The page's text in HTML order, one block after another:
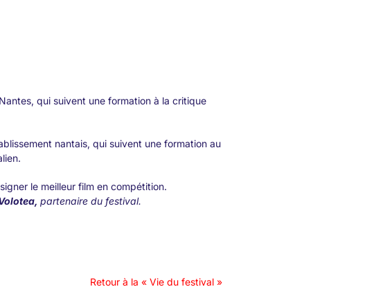
qui suivent une formation à la critique
nantais, qui suivent une formation au
le meilleur film en compétition.
partenaire du festival.
Retour à la « Vie du festival »